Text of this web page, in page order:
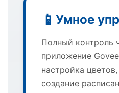
📱 Умное
Полный контроль
приложение
настройка
создание